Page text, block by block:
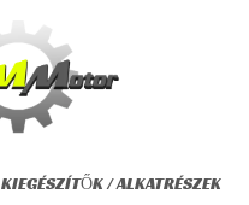
KIEGÉSZÍTŐK / ALKATRÉSZEK